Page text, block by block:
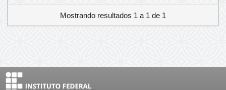
Mostrando resultados 1 a 1 de 1